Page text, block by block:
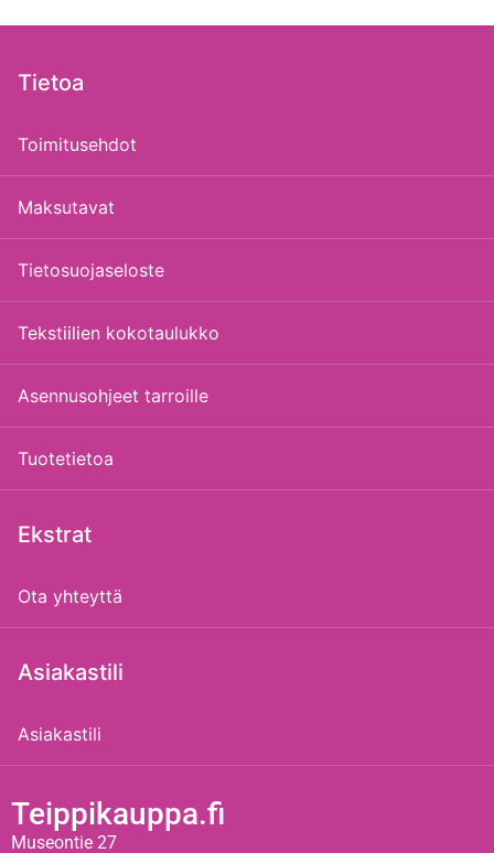
Tietoa
Toimitusehdot
Maksutavat
Tietosuojaseloste
Tekstiilien kokotaulukko
Asennusohjeet tarroille
Tuotetietoa
Ekstrat
Ota yhteyttä
Asiakastili
Asiakastili
Teippikauppa.fi
Museontie 27